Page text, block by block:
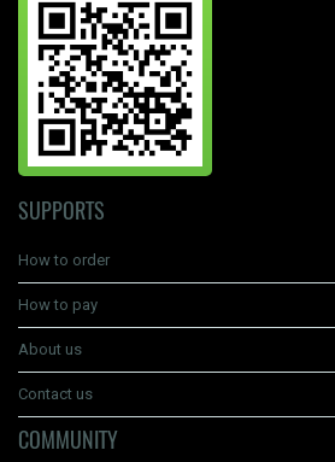
SUPPORTS
How to order
How to pay
About us
Contact us
COMMUNITY